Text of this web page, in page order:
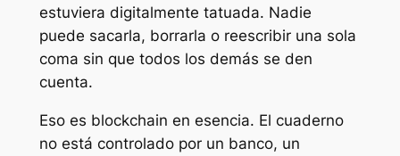
estuviera digitalmente tatuada. Nadie
puede sacarla, borrarla o reescribir una sola
coma sin que todos los demás se den
cuenta.
Eso es blockchain en esencia. El cuaderno
no está controlado por un banco, un